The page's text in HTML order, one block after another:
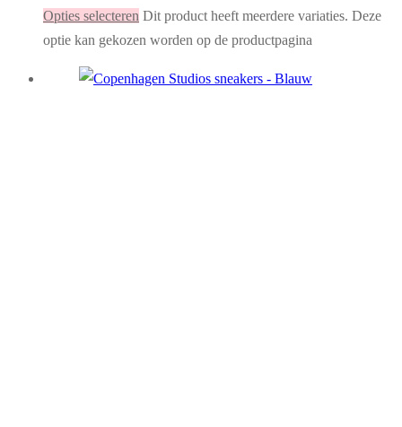
Opties selecteren Dit product heeft meerdere variaties. Deze
optie kan gekozen worden op de productpagina